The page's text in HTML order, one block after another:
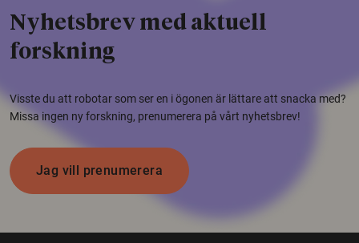
Nyhetsbrev med aktuell
forskning
Visste du att robotar som ser en i ögonen är lättare att snacka med?
Missa ingen ny forskning, prenumerera på vårt nyhetsbrev!
Jag vill prenumerera